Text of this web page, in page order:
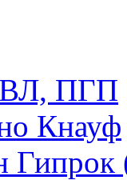
ПГП
Кнауф
Гипрок